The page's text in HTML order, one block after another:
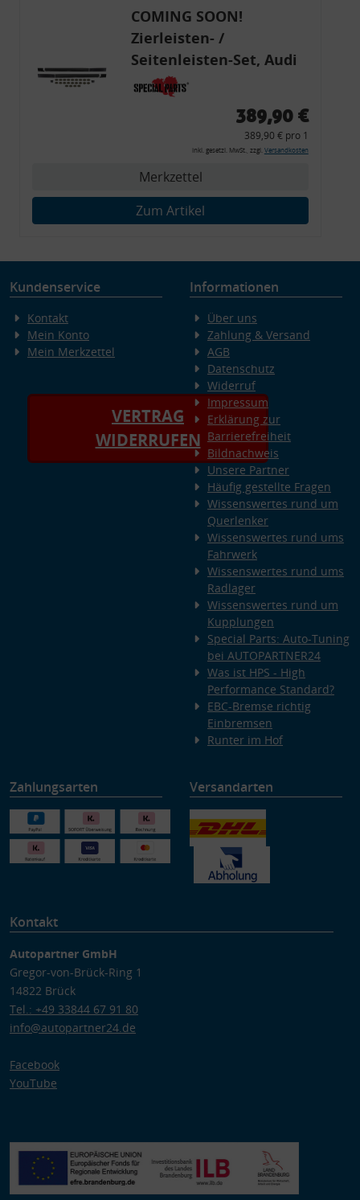
COMING SOON!
Zierleisten- /
Seitenleisten-Set, Audi
80 Cabrio, Coupe, S2, (6x
Zierleiste, 2x Kappe,
Montagewerkzeug)
389,90 €
389,90 € pro 1
inkl. gesetzl. MwSt., zzgl. Versandkosten
Merkzettel
Zum Artikel
Kundenservice
Kontakt
Mein Konto
Mein Merkzettel
VERTRAG
WIDERRUFEN
Informationen
Über uns
Zahlung & Versand
AGB
Datenschutz
Widerruf
Impressum
Erklärung zur
Barrierefreiheit
Bildnachweis
Unsere Partner
Häufig gestellte Fragen
Wissenswertes rund um
Querlenker
Wissenswertes rund ums
Fahrwerk
Wissenswertes rund ums
Radlager
Wissenswertes rund um
Kupplungen
Special Parts: Auto-Tuning
bei AUTOPARTNER24
Was ist HPS - High
Performance Standard?
EBC-Bremse richtig
Einbremsen
Runter im Hof
Zahlungsarten Versandarten
Kontakt
Autopartner GmbH
Gregor-von-Brück-Ring 1
14822 Brück
Tel.: +49 33844 67 91 80
info@autopartner24.de
Facebook
YouTube